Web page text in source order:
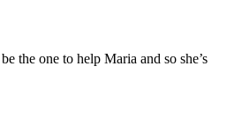
the one to help Maria and so she’s